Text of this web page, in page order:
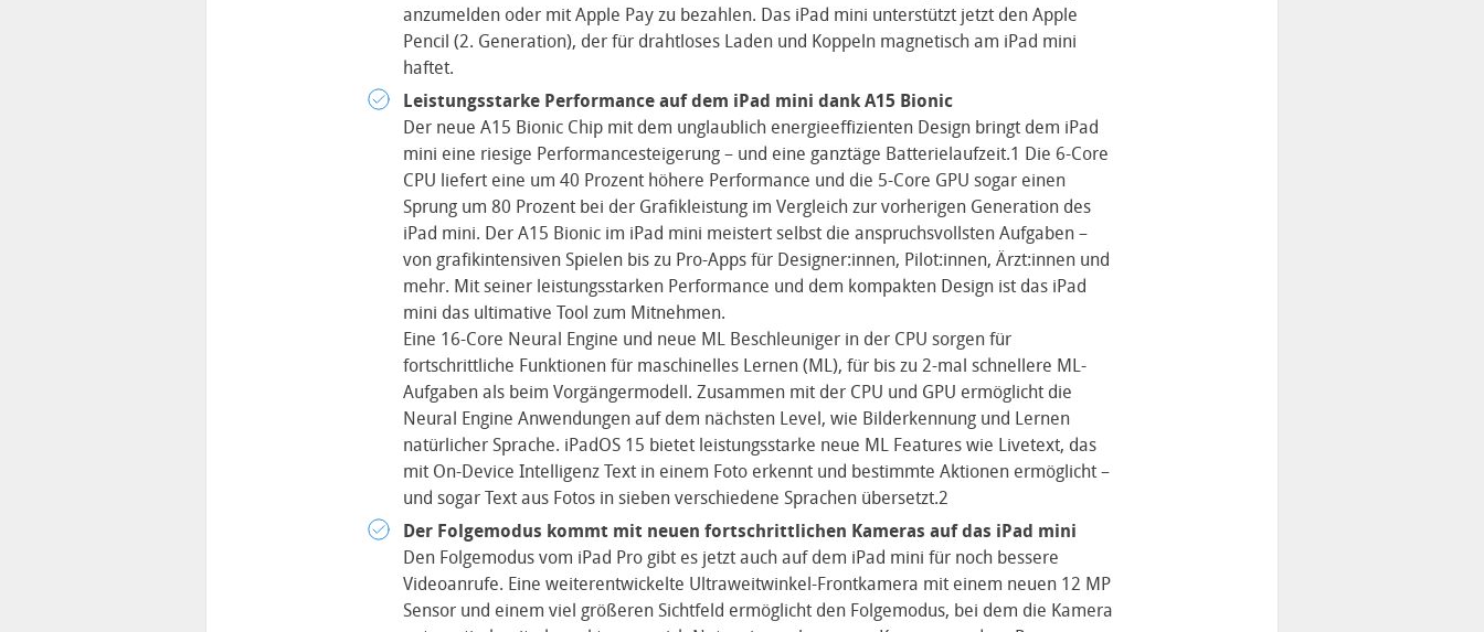
anzumelden oder mit Apple Pay zu bezahlen. Das iPad mini unterstützt jetzt den Apple
Pencil (2. Generation), der für drahtloses Laden und Koppeln magnetisch am iPad mini
haftet.
Leistungsstarke Performance auf dem iPad mini dank A15 Bionic
Der neue A15 Bionic Chip mit dem unglaublich energieeffizienten Design bringt dem iPad
mini eine riesige Performancesteigerung – und eine ganztäge Batterielaufzeit.1 Die 6-Core
CPU liefert eine um 40 Prozent höhere Performance und die 5-Core GPU sogar einen
Sprung um 80 Prozent bei der Grafikleistung im Vergleich zur vorherigen Generation des
iPad mini. Der A15 Bionic im iPad mini meistert selbst die anspruchsvollsten Aufgaben –
von grafikintensiven Spielen bis zu Pro-Apps für Designer:innen, Pilot:innen, Ärzt:innen und
mehr. Mit seiner leistungsstarken Performance und dem kompakten Design ist das iPad
mini das ultimative Tool zum Mitnehmen.
Eine 16-Core Neural Engine und neue ML Beschleuniger in der CPU sorgen für
fortschrittliche Funktionen für maschinelles Lernen (ML), für bis zu 2-mal schnellere ML-
Aufgaben als beim Vorgängermodell. Zusammen mit der CPU und GPU ermöglicht die
Neural Engine Anwendungen auf dem nächsten Level, wie Bilderkennung und Lernen
natürlicher Sprache. iPadOS 15 bietet leistungsstarke neue ML Features wie Livetext, das
mit On-Device Intelligenz Text in einem Foto erkennt und bestimmte Aktionen ermöglicht –
und sogar Text aus Fotos in sieben verschiedene Sprachen übersetzt.2
Der Folgemodus kommt mit neuen fortschrittlichen Kameras auf das iPad mini
Den Folgemodus vom iPad Pro gibt es jetzt auch auf dem iPad mini für noch bessere
Videoanrufe. Eine weiterentwickelte Ultraweitwinkel-Frontkamera mit einem neuen 12 MP
Sensor und einem viel größeren Sichtfeld ermöglicht den Folgemodus, bei dem die Kamera